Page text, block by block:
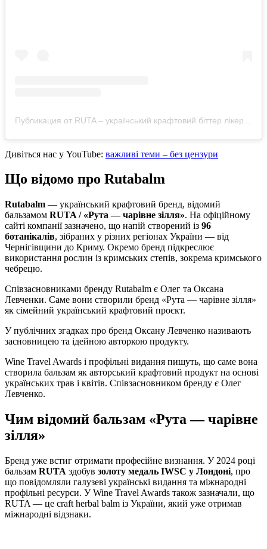
Дивіться нас у YouTube: важливі теми – без цензури
Що відомо про Rutabalm
Rutabalm — український крафтовий бренд, відомий
бальзамом RUTA / «Рута — чарівне зілля». На офіційному
сайті компанії зазначено, що напій створений із 96
ботанікалів, зібраних у різних регіонах України — від
Чернігівщини до Криму. Окремо бренд підкреслює
використання рослин із кримських степів, зокрема кримського
чебрецю.
Співзасновниками бренду Rutabalm є Олег та Оксана
Левченки. Саме вони створили бренд «Рута — чарівне зілля»
як сімейний український крафтовий проєкт.
У публічних згадках про бренд Оксану Левченко називають
засновницею та ідейною авторкою продукту.
Wine Travel Awards і профільні видання пишуть, що саме вона
створила бальзам як авторський крафтовий продукт на основі
українських трав і квітів. Співзасновником бренду є Олег
Левченко.
Чим відомий бальзам «Рута — чарівне
зілля»
Бренд уже встиг отримати професійне визнання. У 2024 році
бальзам RUTA здобув золоту медаль IWSC у Лондоні, про
що повідомляли галузеві українські видання та міжнародні
профільні ресурси. У Wine Travel Awards також зазначали, що
RUTA — це craft herbal balm із України, який уже отримав
міжнародні відзнаки.